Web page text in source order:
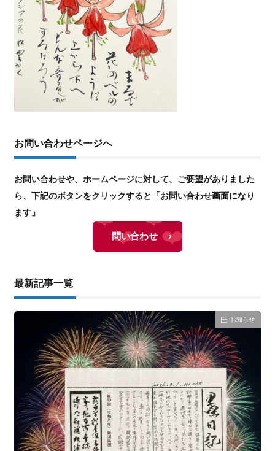
お問い合わせページへ
お問い合わせや、ホームページに対して、ご要望がありました
ら、下記のボタンをクリックすると「お問い合わせ画面になり
ます」
問い合わせ
最新記事一覧
お知らせ